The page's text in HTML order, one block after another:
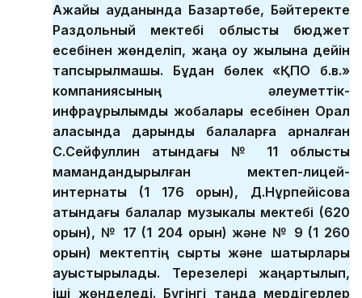
Ақжайық ауданында Базартөбе, Бәйтеректе
Раздольный мектебі облыстық бюджет
есебінен жөнделіп, жаңа оқу жылына дейін
тапсырылмақшы. Бұдан бөлек «ҚПО б.в.»
компаниясының әлеуметтік-
инфрақұрылымдық жобалары есебінен Орал
қаласында дарынды балаларға арналған
С.Сейфуллин атындағы № 11 облыстық
мамандандырылған мектеп-лицей-
интернаты (1 176 орын), Д.Нұрпейісова
атындағы балалар музыкалық мектебі (620
орын), № 17 (1 204 орын) және № 9 (1 260
орын) мектептің сырты және шатырлары
ауыстырылады. Терезелері жаңартылып,
іші жөнделеді. Бүгінгі таңда мердігерлер